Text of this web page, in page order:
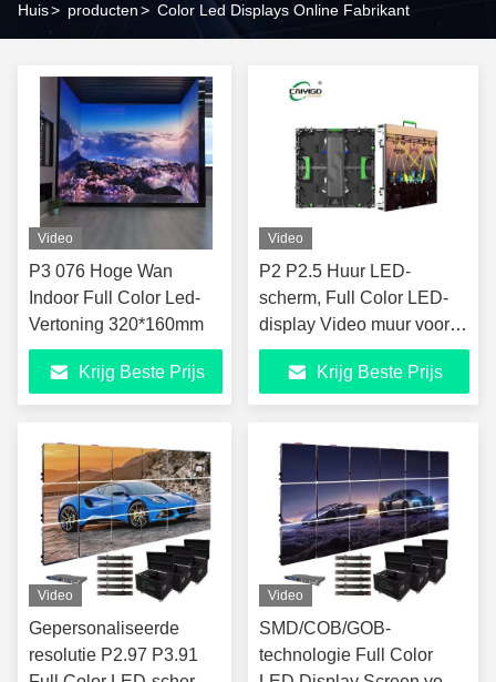
Huis> producten> Color Led Displays Online Fabrikant
Video
P3 076 Hoge Wan
Indoor Full Color Led-
Vertoning 320*160mm
Krijg Beste Prijs
Video
P2 P2.5 Huur LED-
scherm, Full Color LED-
display Video muur voor
het podium
Krijg Beste Prijs
Video
Gepersonaliseerde
resolutie P2.97 P3.91
Video
SMD/COB/GOB-
technologie Full Color